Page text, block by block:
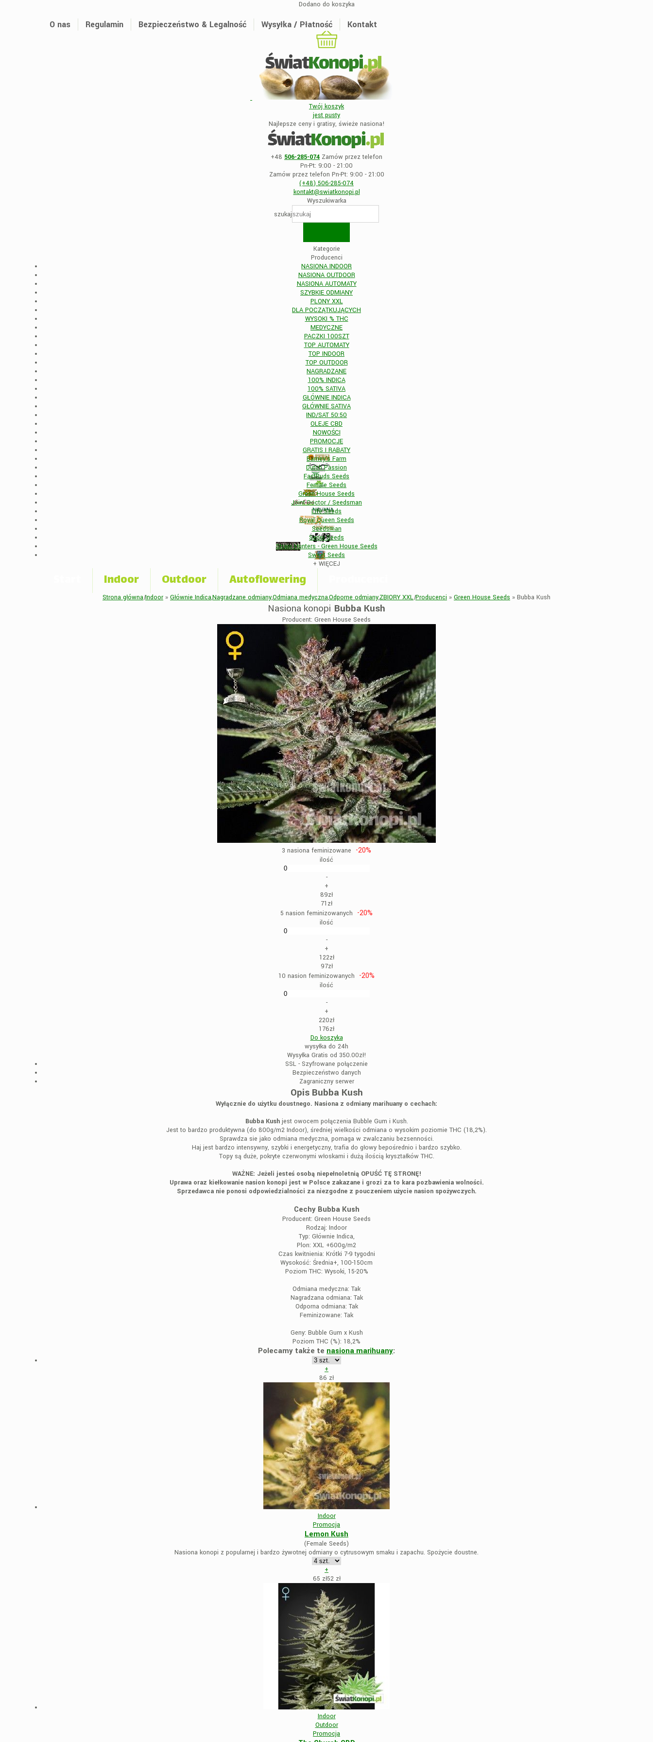
Dodano do koszyka
O nas Regulamin Bezpieczeństwo & Legalność Wysyłka / Płatność Kontakt
Twój koszyk
jest pusty
Najlepsze ceny i gratisy, świeże nasiona!
+48 506-285-074 Zamów przez telefon
Pn-Pt: 9:00 - 21:00
Zamów przez telefon Pn-Pt: 9:00 - 21:00
(+48) 506-285-074
kontakt@swiatkonopi.pl
Wyszukiwarka
szukaj
Kategorie
Producenci
NASIONA INDOOR
NASIONA OUTDOOR
NASIONA AUTOMATY
SZYBKIE ODMIANY
PLONY XXL
DLA POCZĄTKUJĄCYCH
WYSOKI % THC
MEDYCZNE
PACZKI 100SZT
TOP AUTOMATY
TOP INDOOR
TOP OUTDOOR
NAGRADZANE
100% INDICA
100% SATIVA
GŁÓWNIE INDICA
GŁÓWNIE SATIVA
IND/SAT 50:50
OLEJE CBD
NOWOŚCI
PROMOCJE
GRATIS I RABATY
Barney's Farm
Dutch Passion
FastBuds Seeds
Female Seeds
Green House Seeds
Joint Doctor / Seedsman
Life Seeds
Royal Queen Seeds
Seedsman
Sensi Seeds
Strain Hunters - Green House Seeds
Sweet Seeds
+ WIĘCEJ
Autoflowering
Outdoor
Indoor
Strona główna|Indoor » Głównie Indica,Nagradzane odmiany,Odmiana medyczna,Odporne odmiany,ZBIORY XXL|Producenci » Green House Seeds » Bubba Kush
Nasiona konopi Bubba Kush
Producent: Green House Seeds
3 nasiona feminizowane -20%
ilość
-
+
89zł
71zł
5 nasion feminizowanych
-20%
ilość
-
+
122zł
97zł
10 nasion feminizowanych
-20%
ilość
-
+
220zł
176zł
Do koszyka
wysyłka do 24h
Wysyłka Gratis od 350.00zł!
SSL - Szyfrowane połączenie
Bezpieczeństwo danych
Zagraniczny serwer
Opis Bubba Kush
Wyłącznie do użytku doustnego. Nasiona z odmiany marihuany o cechach:
Bubba Kushjest owocem połączenia Bubble Gum i Kush.
Jest to bardzo produktywna (do 800g/m2 Indoor), średniej wielkości odmiana o wysokim poziomie THC (18,2%).
Sprawdza sie jako odmiana medyczna, pomaga w zwalczaniu bezsenności.
Haj jest bardzo intensywny, szybki i energetyczny, trafia do głowy bepośrednio i bardzo szybko.
Topy są duże, pokryte czerwonymi włoskami i dużą ilością kryształków THC.
WAŻNE: Jeżeli jesteś osobą niepełnoletnią OPUŚĆ TĘ STRONĘ!
Uprawa oraz kiełkowanie nasion konopi jest w Polsce zakazane i grozi za to kara pozbawienia wolności.
Sprzedawca nie ponosi odpowiedzialności za niezgodne z pouczeniem użycie nasion spożywczych.
Cechy Bubba Kush
Producent: Green House Seeds
Rodzaj: Indoor
Typ: Głównie Indica,
Plon: XXL +600g/m2
Czas kwitnienia: Krótki 7-9 tygodni
Wysokość: Średnia+, 100-150cm
Poziom THC: Wysoki, 15-20%
Odmiana medyczna: Tak
Nagradzana odmiana: Tak
Odporna odmiana: Tak
Feminizowane: Tak
Geny: Bubble Gum x Kush
Poziom THC (%): 18,2%
Polecamy także te nasiona marihuany:
+
86 zł
Indoor
Promocja
Lemon Kush
(Female Seeds)
Nasiona konopi z popularnej i bardzo żywotnej odmiany o cytrusowym smaku i zapachu. Spożycie doustne.
+
65 zł52zł
Indoor
Outdoor
Promocja